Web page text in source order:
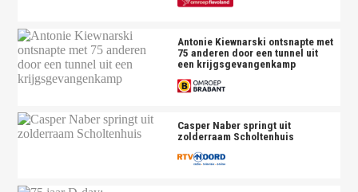
Antonie Kiewnarski ontsnapte met
75 anderen door een tunnel uit
een krijgsgevangenkamp
Casper Naber springt uit
zolderraam Scholtenhuis